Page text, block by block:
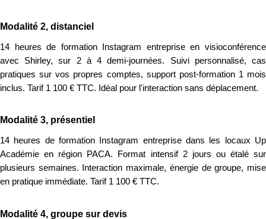
Modalité 2, distanciel
14 heures de formation Instagram entreprise en visioconférence
avec Shirley, sur 2 à 4 demi-journées. Suivi personnalisé, cas
pratiques sur vos propres comptes, support post-formation 1 mois
inclus. Tarif 1 100 € TTC. Idéal pour l'interaction sans déplacement.
Modalité 3, présentiel
14 heures de formation Instagram entreprise dans les locaux Up
Académie en région PACA. Format intensif 2 jours ou étalé sur
plusieurs semaines. Interaction maximale, énergie de groupe, mise
en pratique immédiate. Tarif 1 100 € TTC.
Modalité 4, groupe sur devis